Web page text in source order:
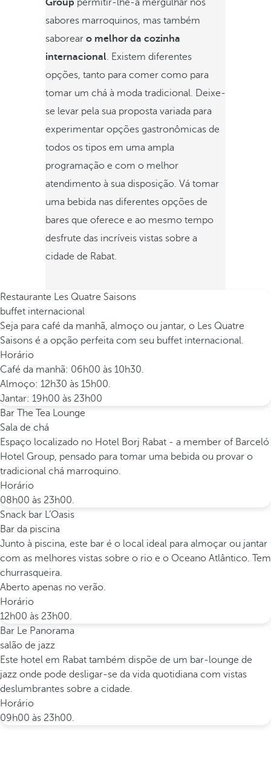
Grouppermitir-lhe-á mergulhar nos
sabores marroquinos, mas também
saborear o melhor da cozinha
internacional. Existem diferentes
opções, tanto para comer como para
tomar um chá à moda tradicional. Deixe-
se levar pela sua proposta variada para
experimentar opções gastronômicas de
todos os tipos em uma ampla
programação e com o melhor
atendimento à sua disposição. Vá tomar
uma bebida nas diferentes opções de
bares que oferece e ao mesmo tempo
desfrute das incríveis vistas sobre a
cidade de Rabat.
Restaurante Les Quatre Saisons
buffet internacional
Seja para café da manhã, almoço ou jantar, o Les Quatre
Saisons é a opção perfeita com seu buffet internacional.
Horário
Café da manhã: 06h00 às 10h30.
Almoço: 12h30 às 15h00.
Jantar: 19h00 às 23h00
Bar The Tea Lounge
Sala de chá
Espaço localizado no Hotel Borj Rabat - a member of Barceló
Hotel Group, pensado para tomar uma bebida ou provar o
tradicional chá marroquino.
Horário
08h00 às 23h00.
Snack bar L’Oasis
Bar da piscina
Junto à piscina, este bar é o local ideal para almoçar ou jantar
com as melhores vistas sobre o rio e o Oceano Atlântico. Tem
churrasqueira.
Aberto apenas no verão.
Horário
12h00 às 23h00.
Bar Le Panorama
salão de jazz
Este hotel em Rabat também dispõe de um bar-lounge de
jazz onde pode desligar-se da vida quotidiana com vistas
deslumbrantes sobre a cidade.
Horário
09h00 às 23h00.